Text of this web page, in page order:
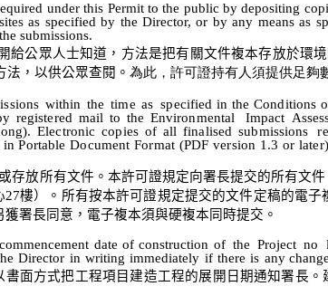
under this Permit to the public by depositing
as specified by the Director, or by any means as
submissions.
給公眾人士知道，方法是把有關文件複本存放於環
，以供公眾查閱。 為此，許可證持有人須提供足夠
within the time as specified in the Conditions
registered mail to the Environmental Impact
Electronic copies of all finalised submissions
in Portable Document Format (PDF version 1.3 or
或存放所有文件。本許可證規定向署長提交的所有文
27樓） 。所有按本許可證規定提交的文件定稿的電子
獲署長 同意，電子複本須與硬複本同時提交。
commencement date of construction of the Project no
Director in writing immediately if there is any change
書面方式把工程項目建造工程的展開日期通知署長